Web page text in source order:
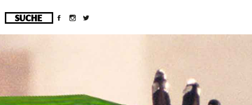
/homepages/10/d43051023/htdocs/wordpress/wp-